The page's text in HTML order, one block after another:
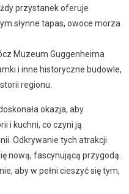
przystanek oferuje
słynne tapas, owoce morza
Muzeum Guggenheima
i inne historyczne budowle,
regionu.
okazja, aby
i kuchni, co czyni ją
Odkrywanie tych atrakcji
nową, fascynującą przygodą.
aby w pełni cieszyć się tym,